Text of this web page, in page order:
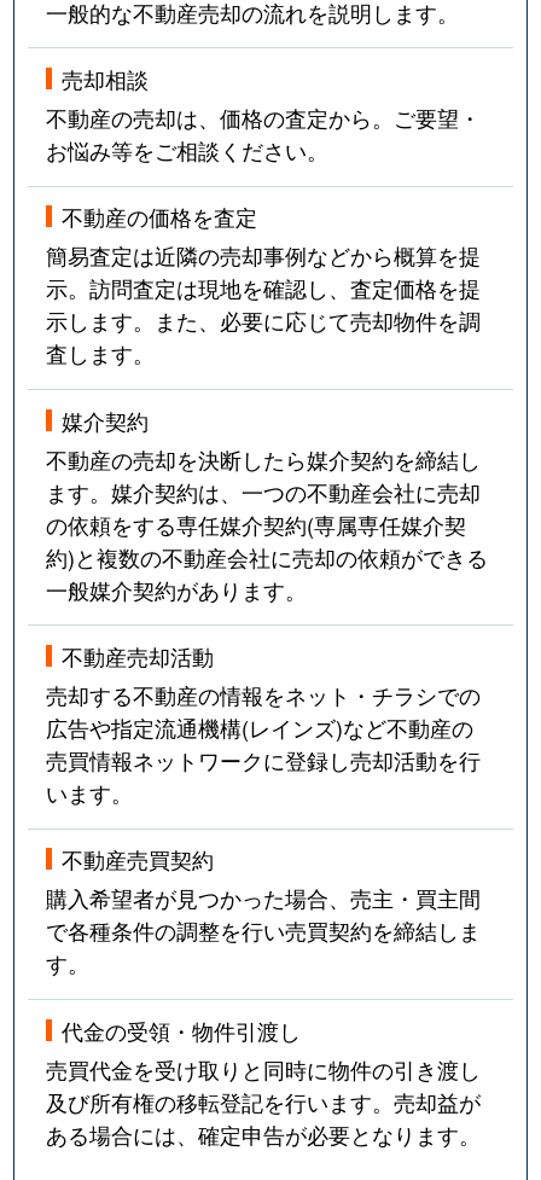
一般的な不動産売却の流れを説明します。
売却相談
不動産の売却は、価格の査定から。ご要望・
お悩み等をご相談ください。
不動産の価格を査定
簡易査定は近隣の売却事例などから概算を提
示。訪問査定は現地を確認し、査定価格を提
示します。また、必要に応じて売却物件を調
査します。
媒介契約
不動産の売却を決断したら媒介契約を締結し
ます。媒介契約は、一つの不動産会社に売却
の依頼をする専任媒介契約(専属専任媒介契
約)と複数の不動産会社に売却の依頼ができる
一般媒介契約があります。
不動産売却活動
売却する不動産の情報をネット・チラシでの
広告や指定流通機構(レインズ)など不動産の
売買情報ネットワークに登録し売却活動を行
います。
不動産売買契約
購入希望者が見つかった場合、売主・買主間
で各種条件の調整を行い売買契約を締結しま
す。
代金の受領・物件引渡し
売買代金を受け取りと同時に物件の引き渡し
及び所有権の移転登記を行います。売却益が
ある場合には、確定申告が必要となります。